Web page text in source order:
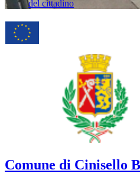
del cittadino
Comune di Cinisello